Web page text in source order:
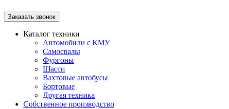
Заказать звонок
Каталог техники
Автомобили с КМУ
Самосвалы
Фургоны
Шасси
Вахтовые автобусы
Бортовые
Другая техника
Собственное производство